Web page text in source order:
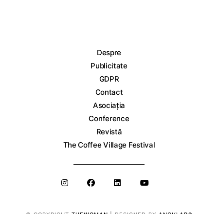
Despre
Publicitate
GDPR
Contact
Asociația
Conference
Revistă
The Coffee Village Festival